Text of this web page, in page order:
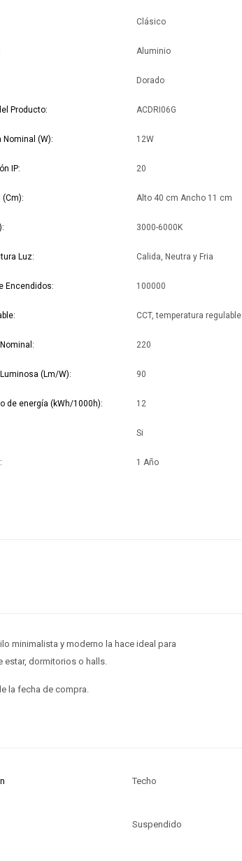
Clásico
Aluminio
Dorado
Producto ACDRI06G
Nominal (W) 12W
IP 20
(Cm) Alto 40 cm Ancho 11 cm
3000-6000K
Luz Calida, Neutra y Fria
Encendidos 100000
CCT, temperatura regulable
220
(Lm/W) 90
de energía (kWh/1000h) 12
Si
1 Año
minimalista y moderno la hace ideal para
estar, dormitorios o halls.
la fecha de compra.
Techo
Suspendido